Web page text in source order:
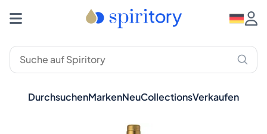
DurchsuchenMarkenNeuCollectionsVerkaufen